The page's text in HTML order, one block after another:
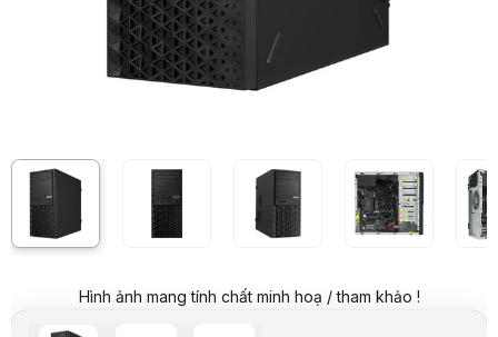
36 tháng
ASUS
Order trước – giao sau
Thêm vào giỏ hàng Mua ngay Mua trả góp 0%
Khả năng mở rộng cao với hai khe cắm PCIe Gen4 và hai khe cắm
Thiết kế lưu trữ linh hoạt với lồng ổ đĩa 5,25" đến 3,5"/2,5" bên
Intel® Gigabit Ethernet kép có hỗ trợ nhóm
Hỗ trợ tích hợp USB 3.2 Gen2 10Gb/s mới nhất để có tốc độ truyền
Quản lý máy chủ hoàn chỉnh với Trung tâm điều khiển ASUS
Hãng sản xuất
Asus
Tên sản phẩm
Hình ảnh mang tính chất minh hoạ / tham khảo !